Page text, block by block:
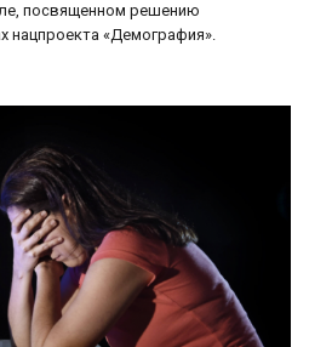
посвященном решению
нацпроекта «Демография».